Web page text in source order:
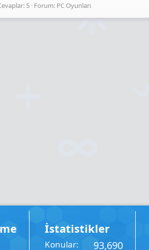
5 Forum: PC Oyunları
İstatistikler
Konular 93,690